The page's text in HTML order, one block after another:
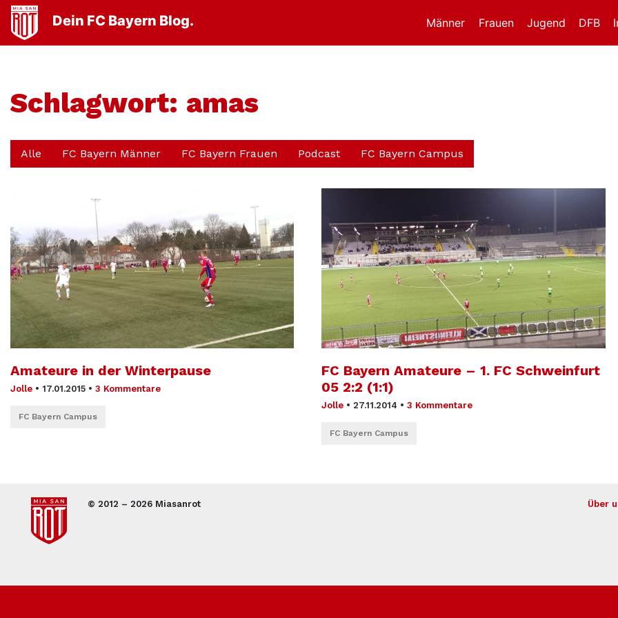
Dein FC Bayern Blog. Männer Frauen Jugend DFB
Schlagwort: amas
Alle FC Bayern Männer FC Bayern Frauen Podcast FC Bayern Campus
Amateure in der Winterpause
Jolle • 17.01.2015 • 3 Kommentare
FC Bayern Campus
FC Bayern Amateure – 1. FC Schweinfurt
05 2:2 (1:1)
Jolle • 27.11.2014 • 3 Kommentare
FC Bayern Campus
© 2012 – 2026 Miasanrot Über